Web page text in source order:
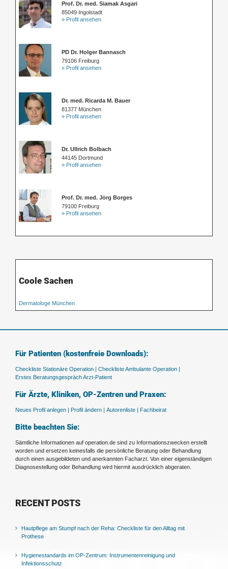
Prof. Dr. med. Siamak Asgari
85049 Ingolstadt
» Profil ansehen
PD Dr. Holger Bannasch
79106 Freiburg
» Profil ansehen
Dr. med. Ricarda M. Bauer
81377 München
» Profil ansehen
Dr. Ullrich Bolbach
44145 Dortmund
» Profil ansehen
Prof. Dr. med. Jörg Borges
79100 Freiburg
» Profil ansehen
Coole Sachen
Dermatologe München
Für Patienten (kostenfreie Downloads):
Checkliste Stationäre Operation | Checkliste Ambulante Operation |
Erstes Beratungsgespräch Arzt-Patient
Für Ärzte, Kliniken, OP-Zentren und Praxen:
Neues Profil anlegen | Profil ändern | Autorenliste | Fachbeirat
Bitte beachten Sie:
Sämtliche Informationen auf operation.de sind zu Informationszwecken erstellt
worden und ersetzen keinesfalls die persönliche Beratung oder Behandlung
durch einen ausgebildeten und anerkannten Facharzt. Von einer eigenständigen
Diagnosestellung oder Behandlung wird hiermit ausdrücklich abgeraten.
RECENT POSTS
Hautpflege am Stumpf nach der Reha: Checkliste für den Alltag mit
Prothese
Hygienestandards im OP-Zentrum: Instrumentenreinigung und
Infektionsschutz